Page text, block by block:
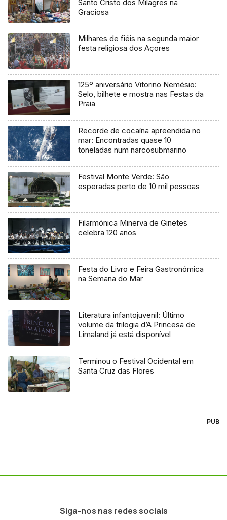
Santo Cristo dos Milagres na
Graciosa
Milhares de fiéis na segunda maior
festa religiosa dos Açores
125º aniversário Vitorino Nemésio:
Selo, bilhete e mostra nas Festas da
Praia
Recorde de cocaína apreendida no
mar: Encontradas quase 10
toneladas num narcosubmarino
Festival Monte Verde: São
esperadas perto de 10 mil pessoas
Filarmónica Minerva de Ginetes
celebra 120 anos
Festa do Livro e Feira Gastronómica
na Semana do Mar
Literatura infantojuvenil: Último
volume da trilogia d’A Princesa de
Limaland já está disponível
Terminou o Festival Ocidental em
Santa Cruz das Flores
PUB
Siga-nos nas redes sociais